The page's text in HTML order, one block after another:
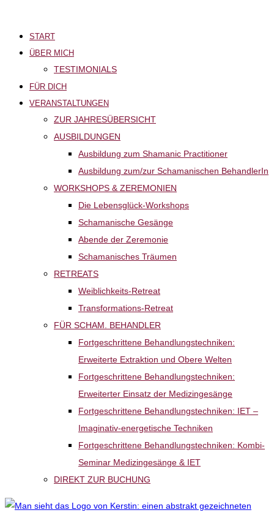
START
ÜBER MICH
TESTIMONIALS
FÜR DICH
VERANSTALTUNGEN
ZUR JAHRESÜBERSICHT
AUSBILDUNGEN
Ausbildung zum Shamanic Practitioner
Ausbildung zum/zur Schamanischen BehandlerIn
WORKSHOPS & ZEREMONIEN
Die Lebensglück-Workshops
Schamanische Gesänge
Abende der Zeremonie
Schamanisches Träumen
RETREATS
Weiblichkeits-Retreat
Transformations-Retreat
FÜR SCHAM. BEHANDLER
Fortgeschrittene Behandlungstechniken:
Erweiterte Extraktion und Obere Welten
Fortgeschrittene Behandlungstechniken:
Erweiterter Einsatz der Medizingesänge
Fortgeschrittene Behandlungstechniken: IET –
Imaginativ-energetische Techniken
Fortgeschrittene Behandlungstechniken: Kombi-
Seminar Medizingesänge & IET
DIREKT ZUR BUCHUNG